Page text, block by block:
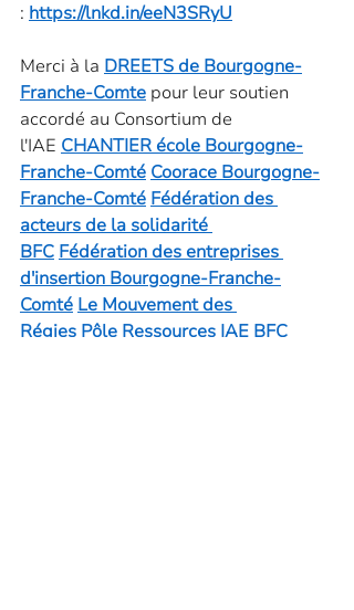
: https://lnkd.in/eeN3SRyU
Merci à la DREETS de Bourgogne-
Franche-Comte pour leur soutien
accordé au Consortium de
l'IAE CHANTIER école Bourgogne-
Franche-Comté Coorace Bourgogne-
Franche-Comté Fédération des
acteurs de la solidarité
BFC Fédération des entreprises
d'insertion Bourgogne-Franche-
Comté Le Mouvement des
Régies Pôle Ressources IAE BFC